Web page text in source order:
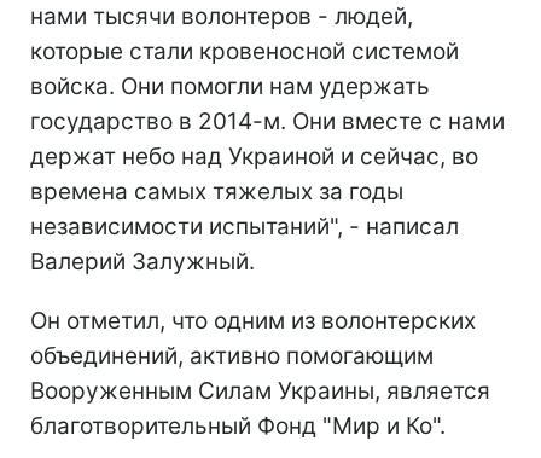
нами тысячи волонтеров - людей,
которые стали кровеносной системой
войска. Они помогли нам удержать
государство в 2014-м. Они вместе с нами
держат небо над Украиной и сейчас, во
времена самых тяжелых за годы
независимости испытаний", - написал
Валерий Залужный.
Он отметил, что одним из волонтерских
объединений, активно помогающим
Вооруженным Силам Украины, является
благотворительный Фонд "Мир и Ко".